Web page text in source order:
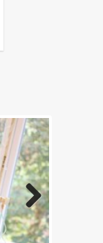
Next